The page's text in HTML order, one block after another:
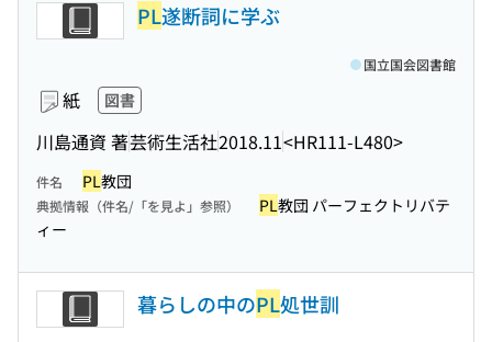
PL遂断詞に学ぶ
紙 図書
川島通資 著芸術生活社2018.11<HR111-L480>
国立国会図書館
件名 PL教団
典拠情報（件名/「を見よ」参照） PL教団 パーフェクトリバテ
ィー
暮らしの中のPL処世訓